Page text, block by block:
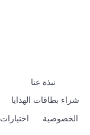
نبذة عنا
شراء بطاقات الهدايا
الخصوصية